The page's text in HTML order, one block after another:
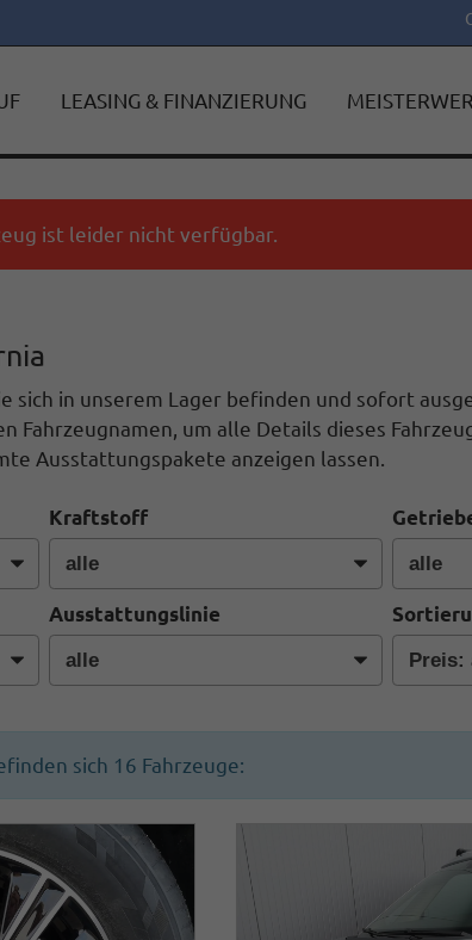
LEASING & FINANZIERUNG
ist leider nicht verfügbar.
sich in unserem Lager befinden und sofort
Fahrzeugnamen, um alle Details dieses
Ausstattungspakete anzeigen lassen.
Kraftstoff
Ausstattungslinie
sich 16 Fahrzeuge: